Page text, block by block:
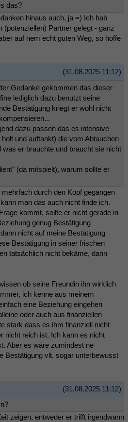
das?
hinaus auch, ja =) Ich hab
(potenziellen) Partner gelegt - ganz
auf nem echt guten Weg, so hoffe
(31.08.2025 11:12)
Gedanke gekommen das dieser
lediglich dazu benutzt seine
Bestätigung kriegt er wohl nicht
dazu passen das es intensive
und auftankt) die vom Abtauchen
er brauchte und braucht sie nicht
(da mitspielt), warum sollte er
durch den Kopf gegangen
man das auch nicht finde ich.
kommt, sollte er nicht gerade in
genug Bestätigung
nicht auf meine Bestätigung
Bestätigung in seiner frischen
tatsächlich nicht bekäme, dann
ob seine Freundin ihn wirklich
ich kenne aus meinem
eine Beziehung eingehen
oder auch aus finanziellen
stark dass es ihm finanziell nicht
nicht reich ist. Ich kann es nicht
Aber es wäre zumindest ne
Bestätigung vlt. sogar unterbewusst
(31.08.2025 11:12)
zeigen, entweder er trifft irgendwann